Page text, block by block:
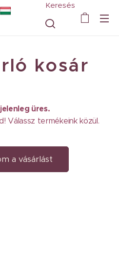
Keresés
kosár
üres.
Válassz termékeink közül.
a vásárlást